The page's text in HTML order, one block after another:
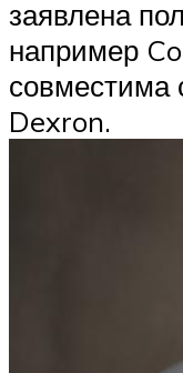
заявлена
например
совместима
Dexron.